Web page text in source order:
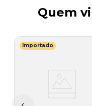
Quem
Importado